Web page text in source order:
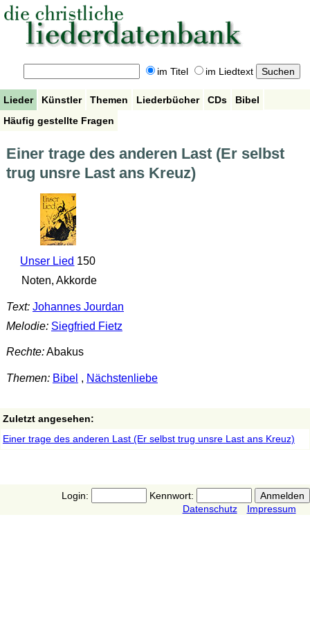
im Titel im Liedtext
Lieder Künstler Themen Liederbücher CDs
Bibel
Häufig gestellte Fragen
Einer trage des anderen Last (Er selbst
trug unsre Last ans Kreuz)
Unser Lied 150
Noten, Akkorde
Text: Johannes Jourdan
Melodie: Siegfried Fietz
Rechte:Abakus
Themen: Bibel , Nächstenliebe
Zuletzt angesehen:
Einer trage des anderen Last (Er selbst trug unsre Last ans Kreuz)
Login:
Kennwort:
Datenschutz
Impressum